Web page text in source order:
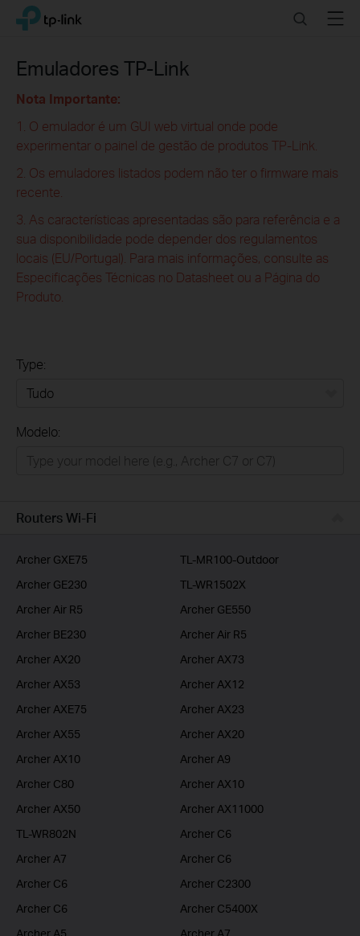
Click
navigation
TP-Link, Reliably Smart SearchMenu
Emuladores TP-Link
Nota Importante:
1. O emulador é um GUI web virtual onde pode
experimentar o painel de gestão de produtos TP-Link.
2. Os emuladores listados podem não ter o firmware mais
recente.
3. As características apresentadas são para referência e a
sua disponibilidade pode depender dos regulamentos
locais (EU/Portugal). Para mais informações, consulte as
Especificações Técnicas no Datasheet ou a Página do
Produto.
Type:
Empresas
Modelo:
Routers Wi-Fi
Archer GXE75
TL-MR100-Outdoor
Archer GE230
TL-WR1502X
Archer Air R5
Archer GE550
Archer BE230
Archer Air R5
Archer AX20
Archer AX73
Archer AX53
Archer AX12
Archer AXE75
Archer AX23
Archer AX55
Archer AX20
Archer AX10
Archer A9
Archer C80
Archer AX10
Archer AX50
Archer AX11000
TL-WR802N
Archer C6
Archer A7
Archer C6
Archer C6
Archer C2300
Archer C6
Archer C5400X
Archer A5
Archer A7